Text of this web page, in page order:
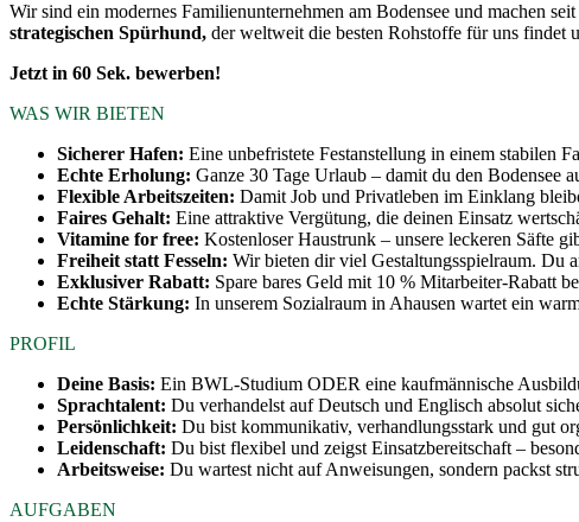
Wir sind ein modernes Familienunternehmen am Bodensee und machen
strategischen Spürhund, der weltweit die besten Rohstoffe für uns findet
Jetzt in 60 Sek. bewerben!
WAS WIR BIETEN
Sicherer Hafen: Eine unbefristete Festanstellung in einem stabilen
Echte Erholung: Ganze 30 Tage Urlaub – damit du den Bodensee
Flexible Arbeitszeiten: Damit Job und Privatleben im Einklang
Faires Gehalt: Eine attraktive Vergütung, die deinen Einsatz
Vitamine for free: Kostenloser Haustrunk – unsere leckeren Säfte
Freiheit statt Fesseln: Wir bieten dir viel Gestaltungsspielraum. Du
Exklusiver Rabatt: Spare bares Geld mit 10 % Mitarbeiter-Rabatt
Echte Stärkung: In unserem Sozialraum in Ahausen wartet ein
PROFIL
Deine Basis: Ein BWL-Studium ODER eine kaufmännische
Sprachtalent: Du verhandelst auf Deutsch und Englisch absolut
Persönlichkeit: Du bist kommunikativ, verhandlungsstark und gut
Leidenschaft: Du bist flexibel und zeigst Einsatzbereitschaft –
Arbeitsweise: Du wartest nicht auf Anweisungen, sondern packst
AUFGABEN